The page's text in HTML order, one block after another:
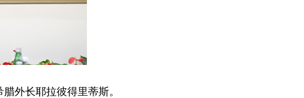
外长耶拉彼得里蒂斯。